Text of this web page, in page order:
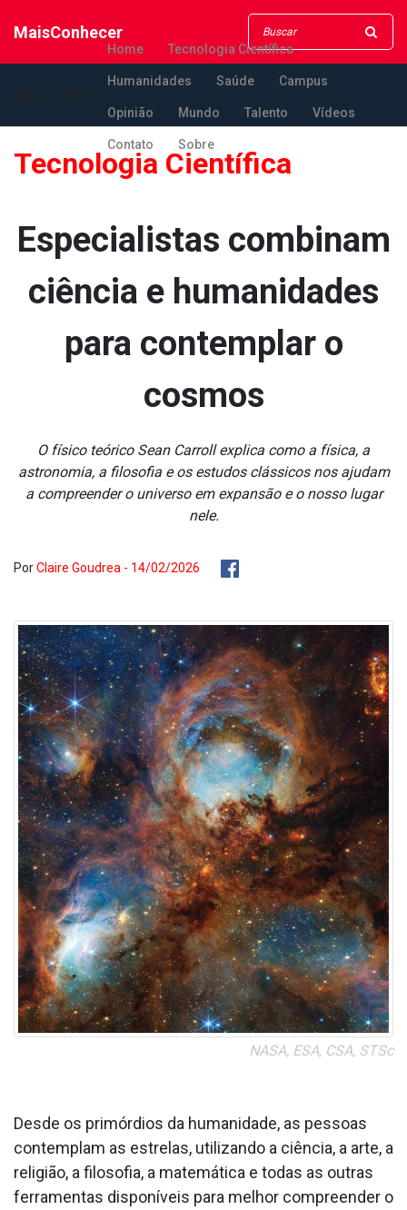
MaisConhecer
Home Tecnologia Científica
Humanidades Saúde Campus
Opinião Mundo Talento Vídeos
Contato Sobre
Tecnologia Científica
Especialistas combinam
ciência e humanidades
para contemplar o
cosmos
O físico teórico Sean Carroll explica como a física, a
astronomia, a filosofia e os estudos clássicos nos ajudam
a compreender o universo em expansão e o nosso lugar
nele.
PorClaire Goudrea - 14/02/2026
NASA, ESA, CSA, STSc
Desde os primórdios da humanidade, as pessoas
contemplam as estrelas, utilizando a ciência, a arte, a
religião, a filosofia, a matemática e todas as outras
ferramentas disponíveis para melhor compreender o